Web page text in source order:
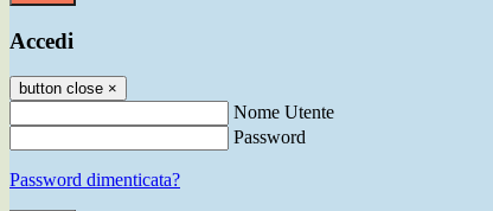
Accedi
button close ×
Nome Utente
Password
Password dimenticata?